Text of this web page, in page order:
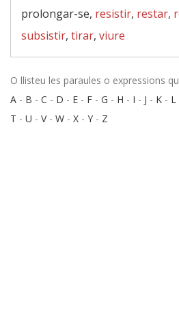
prolongar-se, resistir, restar,
subsistir, tirar, viure
O llisteu les paraules o expressions
A - B - C - D - E - F - G - H - I - J - K - L
T - U - V- W - X - Y - Z